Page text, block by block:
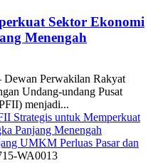
Sektor Ekonomi
Menengah
Perwakilan Rakyat
Undang-undang Pusat
menjadi...
Strategis untuk Memperkuat
Panjang Menengah
UMKM Perluas Pasar dan